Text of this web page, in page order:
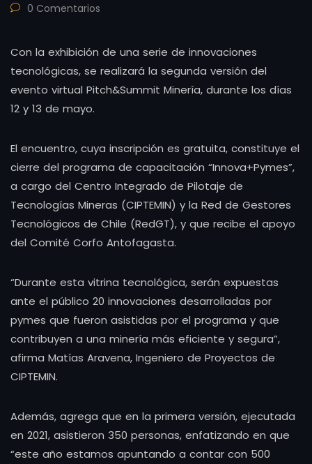
0 Comentarios
Con la exhibición de una serie de innovaciones
tecnológicas, se realizará la segunda versión del
evento virtual Pitch&Summit Minería, durante los días
12 y 13 de mayo.
El encuentro, cuya inscripción es gratuita, constituye el
cierre del programa de capacitación “Innova+Pymes”,
a cargo del Centro Integrado de Pilotaje de
Tecnologías Mineras (CIPTEMIN) y la Red de Gestores
Tecnológicos de Chile (RedGT), y que recibe el apoyo
del Comité Corfo Antofagasta.
“Durante esta vitrina tecnológica, serán expuestas
ante el público 20 innovaciones desarrolladas por
pymes que fueron asistidas por el programa y que
contribuyen a una minería más eficiente y segura”,
afirma Matías Aravena, Ingeniero de Proyectos de
CIPTEMIN.
Además, agrega que en la primera versión, ejecutada
en 2021, asistieron 350 personas, enfatizando en que
“este año estamos apuntando a contar con 500